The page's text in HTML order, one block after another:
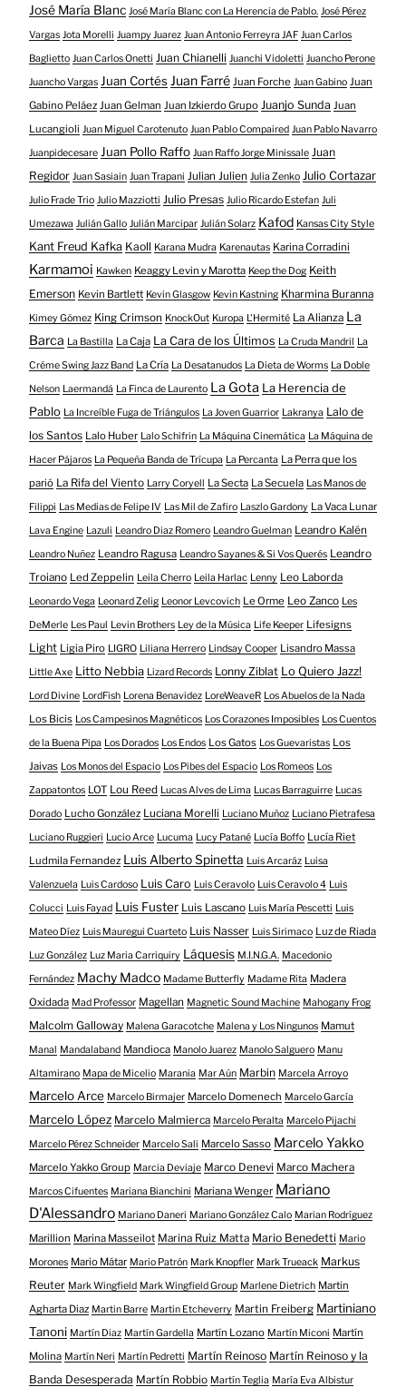
José María Blanc José María Blanc con La Herencia de Pablo. José Pérez
Vargas Jota Morelli Juampy Juarez Juan Antonio Ferreyra JAF Juan Carlos
Baglietto Juan Carlos Onetti Juan Chianelli Juanchi Vidoletti Juancho Perone
Juancho Vargas Juan Cortés Juan Farré Juan Forche Juan Gabino Juan
Gabino Peláez Juan Gelman Juan Izkierdo Grupo Juanjo Sunda Juan
Lucangioli Juan Miguel Carotenuto Juan Pablo Compaired Juan Pablo Navarro
Juanpidecesare Juan Pollo Raffo Juan Raffo Jorge Minissale Juan
Regidor Juan Sasiain Juan Trapani Julian Julien Julia Zenko Julio Cortazar
Julio Frade Trio Julio Mazziotti Julio Presas Julio Ricardo Estefan Juli
Umezawa Julián Gallo Julián Marcipar Julián Solarz Kafod Kansas City Style
Kant Freud Kafka Kaoll Karana Mudra Karenautas Karina Corradini
Karmamoi Kawken Keaggy Levin y Marotta Keep the Dog Keith
Emerson Kevin Bartlett Kevin Glasgow Kevin Kastning Kharmina Buranna
Kimey Gómez King Crimson KnockOut Kuropa L'Hermité La Alianza La
Barca La Bastilla La Caja La Cara de los Últimos La Cruda Mandril La
Créme Swing Jazz Band La Cría La Desatanudos La Dieta de Worms La Doble
Nelson Laermandá La Finca de Laurento La Gota La Herencia de
Pablo La Increíble Fuga de Triángulos La Joven Guarrior Lakranya Lalo de
los Santos Lalo Huber Lalo Schifrin La Máquina Cinemática La Máquina de
Hacer Pájaros La Pequeña Banda de Trícupa La Percanta La Perra que los
parió La Rifa del Viento Larry Coryell La Secta La Secuela Las Manos de
Filippi Las Medias de Felipe IV Las Mil de Zafiro Laszlo Gardony La Vaca Lunar
Lava Engine Lazuli Leandro Diaz Romero Leandro Guelman Leandro Kalén
Leandro Nuñez Leandro Ragusa Leandro Sayanes & Si Vos Querés Leandro
Troiano Led Zeppelin Leila Cherro Leila Harlac Lenny Leo Laborda
Leonardo Vega Leonard Zelig Leonor Levcovich Le Orme Leo Zanco Les
DeMerle Les Paul Levin Brothers Ley de la Música Life Keeper Lifesigns
Light Ligia Piro LIGRO Liliana Herrero Lindsay Cooper Lisandro Massa
Little Axe Litto Nebbia Lizard Records Lonny Ziblat Lo Quiero Jazz!
Lord Divine LordFish Lorena Benavidez LoreWeaveR Los Abuelos de la Nada
Los Bicis Los Campesinos Magnéticos Los Corazones Imposibles Los Cuentos
de la Buena Pipa Los Dorados Los Endos Los Gatos Los Guevaristas Los
Jaivas Los Monos del Espacio Los Pibes del Espacio Los Romeos Los
Zappatontos LOT Lou Reed Lucas Alves de Lima Lucas Barraguirre Lucas
Dorado Lucho González Luciana Morelli Luciano Muñoz Luciano Pietrafesa
Luciano Ruggieri Lucio Arce Lucuma Lucy Patané Lucía Boffo Lucía Riet
Ludmila Fernandez Luis Alberto Spinetta Luis Arcaráz Luisa
Valenzuela Luis Cardoso Luis Caro Luis Ceravolo Luis Ceravolo 4 Luis
Colucci Luis Fayad Luis Fuster Luis Lascano Luis María Pescetti Luis
Mateo Díez Luis Mauregui Cuarteto Luis Nasser Luis Sirimaco Luz de Riada
Luz González Luz Maria Carriquiry Láquesis M.I.N.G.A. Macedonio
Fernández Machy Madco Madame Butterfly Madame Rita Madera
Oxidada Mad Professor Magellan Magnetic Sound Machine Mahogany Frog
Malcolm Galloway Malena Garacotche Malena y Los Ningunos Mamut
Manal Mandalaband Mandioca Manolo Juarez Manolo Salguero Manu
Altamirano Mapa de Micelio Marania Mar Aún Marbin Marcela Arroyo
Marcelo Arce Marcelo Birmajer Marcelo Domenech Marcelo García
Marcelo López Marcelo Malmierca Marcelo Peralta Marcelo Pijachi
Marcelo Pérez Schneider Marcelo Sali Marcelo Sasso Marcelo Yakko
Marcelo Yakko Group Marcia Deviaje Marco Denevi Marco Machera
Marcos Cifuentes Mariana Bianchini Mariana Wenger Mariano
D'Alessandro Mariano Daneri Mariano González Calo Marian Rodríguez
Marillion Marina Masseilot Marina Ruiz Matta Mario Benedetti Mario
Morones Mario Mátar Mario Patrón Mark Knopfler Mark Trueack Markus
Reuter Mark Wingfield Mark Wingfield Group Marlene Dietrich Martin
Agharta Diaz Martin Barre Martin Etcheverry Martin Freiberg Martiniano
Tanoni Martín Diaz Martín Gardella Martín Lozano Martín Miconi Martín
Molina Martín Neri Martín Pedretti Martín Reinoso Martín Reinoso y la
Banda Desesperada Martín Robbio Martín Teglia María Eva Albistur